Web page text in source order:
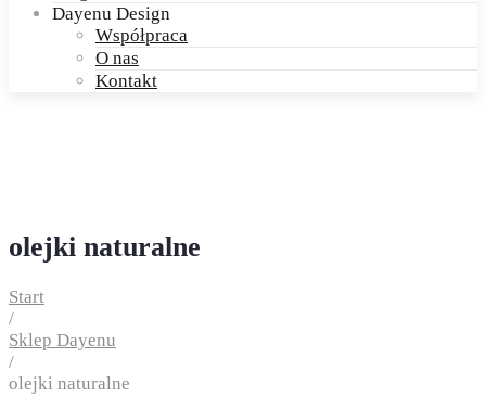
Dayenu Design
Współpraca
O nas
Kontakt
olejki naturalne
Start
/
Sklep Dayenu
/
olejki naturalne